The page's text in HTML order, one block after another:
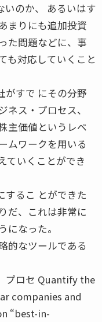
いのか、 あるいはす
まりにも追加投資
た問題などに、事
も対応していくこと
がすで にその分野
ス・プロセス、
主価値というレベ
ムワークを用いる
ていくことができ
するこ とができた
だ、これは非常に
になった。
的なツールである
プロセ Quantify the
companies and
“best-in-